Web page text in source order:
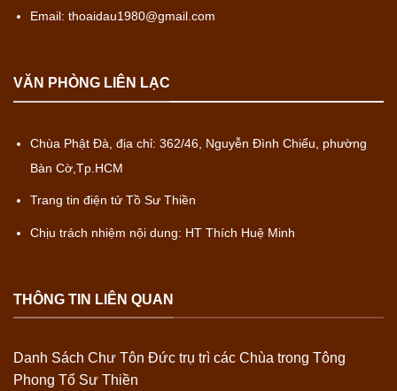
Email: thoaidau1980@gmail.com
VĂN PHÒNG LIÊN LẠC
Chùa Phật Đà, địa chỉ: 362/46, Nguyễn Đình Chiểu, phường
Bàn Cờ,Tp.HCM
Trang tin điện tử Tồ Sư Thiền
Chịu trách nhiệm nội dung: HT Thích Huệ Minh
THÔNG TIN LIÊN QUAN
Danh Sách Chư Tôn Đức trụ trì các Chùa trong Tông
Phong Tổ Sư Thiền